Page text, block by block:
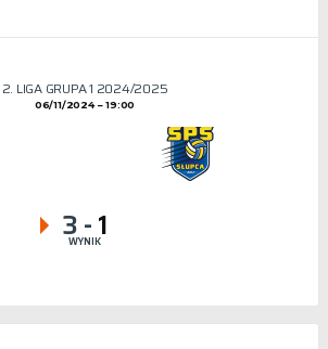
2. LIGA GRUPA 1 2024/2025
06/11/2024 19:00
3-1
WYNIK